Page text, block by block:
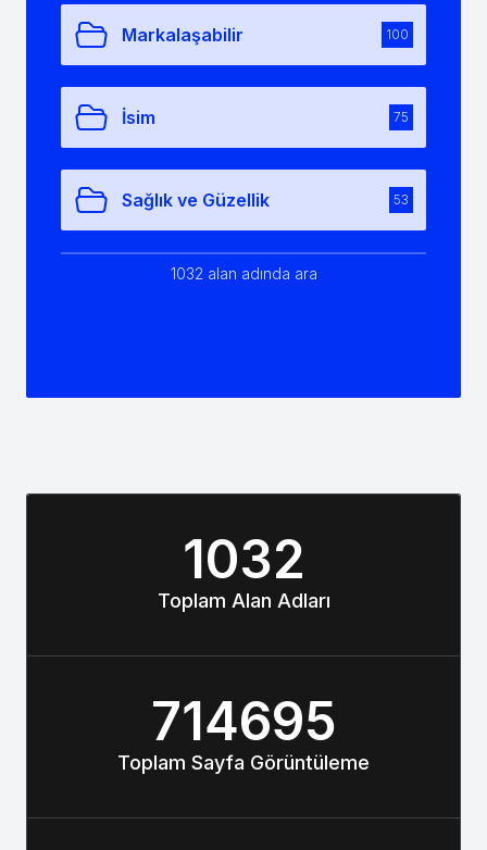
Markalaşabilir 100
İsim 75
Sağlık ve Güzellik 53
1032 alan adında ara
1032
Toplam Alan Adları
714695
Toplam Sayfa Görüntüleme